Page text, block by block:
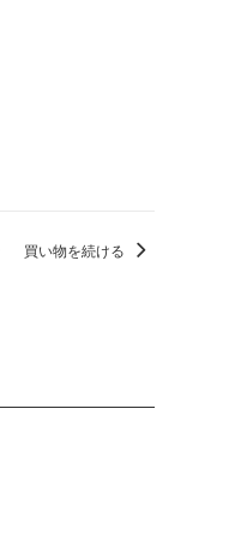
買い物を続ける